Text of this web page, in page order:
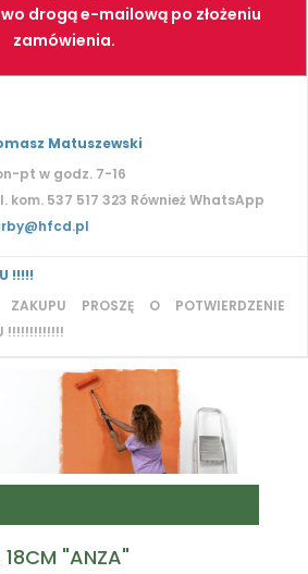
drogą e-mailową po złożeniu
zamówienia.
Matuszewski
pt w godz. 7-16
kom. 537 517 323 Również WhatsApp
!!!!!
ZAKUPU PROSZĘ O POTWIERDZENIE
!!!!!!!!!!!!!
"ANZA"